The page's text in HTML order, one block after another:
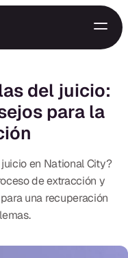
del juicio:
para la
en National City?
de extracción y
una recuperación